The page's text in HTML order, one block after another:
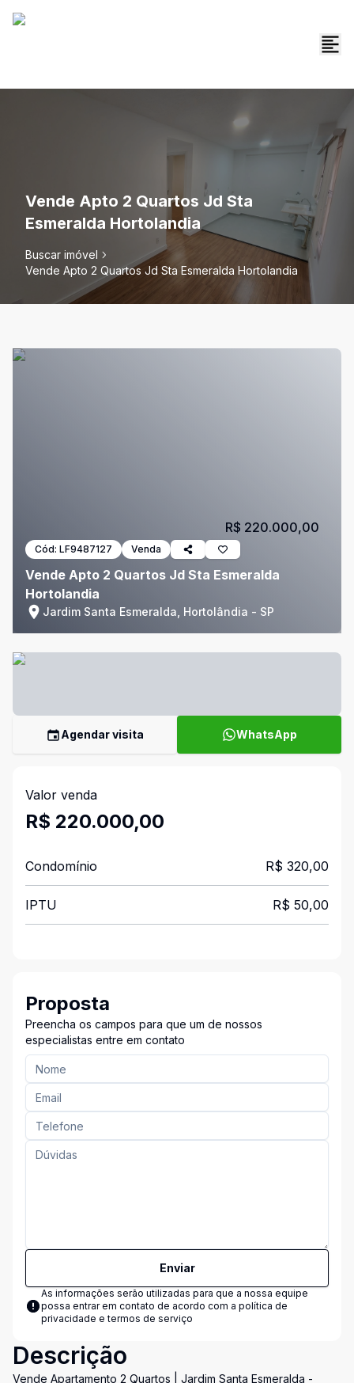
Vende Apto 2 Quartos Jd Sta
Esmeralda Hortolandia
Buscar imóvel
Vende Apto 2 Quartos Jd Sta Esmeralda Hortolandia
Cód: LF9487127 Venda
Vende Apto 2 Quartos Jd Sta Esmeralda
Hortolandia
Jardim Santa Esmeralda, Hortolândia - SP
R$ 220.000,00
Agendar visita WhatsApp
Valor venda
R$ 220.000,00
Condomínio R$ 320,00
IPTU R$ 50,00
Proposta
Preencha os campos para que um de nossos
especialistas entre em contato
Enviar
As informações serão utilizadas para que a nossa equipe
possa entrar em contato de acordo com a política de
privacidade e termos de serviço
Descrição
Vende Apartamento 2 Quartos | Jardim Santa Esmeralda -